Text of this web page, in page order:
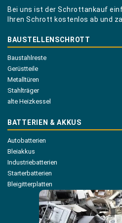
Bei uns ist der Schrottankauf
Ihren Schrott kostenlos ab und
BAUSTELLENSCHROTT
Baustahlreste
Gerüstteile
Metalltüren
Stahlträger
alte Heizkessel
BATTERIEN & AKKUS
Autobatterien
Bleiakkus
Industriebatterien
Starterbatterien
Bleigitterplatten